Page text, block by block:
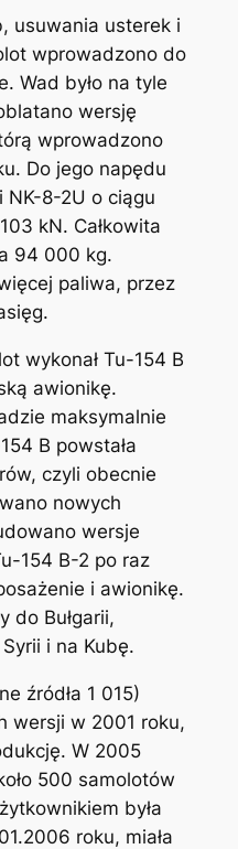
usuwania usterek i
wprowadzono do
Wad było na tyle
wersję
wprowadzono
Do jego napędu
NK-8-2U o ciągu
kN. Całkowita
94 000 kg.
paliwa, przez
wykonał Tu-154 B
awionikę.
maksymalnie
B powstała
czyli obecnie
nowych
wersje
154 B-2 po raz
i awionikę.
do Bułgarii,
i na Kubę.
źródła 1 015)
wersji w 2001 roku,
W 2005
500 samolotów
była
roku, miała